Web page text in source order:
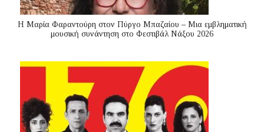
Η Μαρία Φαραντούρη στον Πύργο Μπαζαίου – Μια εμβληματική
μουσική συνάντηση στο Φεστιβάλ Νάξου 2026